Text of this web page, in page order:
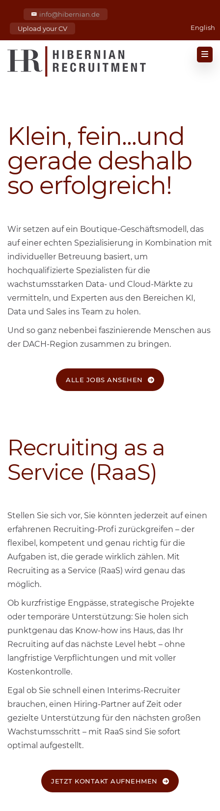
info@hibernian.de
Upload your CV
English
Klein, fein...und
gerade deshalb
so erfolgreich!
Wir setzen auf ein Boutique-Geschäftsmodell, das
auf einer echten Spezialisierung in Kombination mit
individueller Betreuung basiert, um
hochqualifizierte Spezialisten für die
wachstumsstarken Data- und Cloud-Märkte zu
vermitteln, und Experten aus den Bereichen KI,
Data und Sales ins Team zu holen.
Und so ganz nebenbei faszinierende Menschen aus
der DACH-Region zusammen zu bringen.
ALLE JOBS ANSEHEN
Recruiting as a
Service (RaaS)
Stellen Sie sich vor, Sie könnten jederzeit auf einen
erfahrenen Recruiting-Profi zurückgreifen – der
flexibel, kompetent und genau richtig für die
Aufgaben ist, die gerade wirklich zählen. Mit
Recruiting as a Service (RaaS) wird genau das
möglich.
Ob kurzfristige Engpässe, strategische Projekte
oder temporäre Unterstützung: Sie holen sich
punktgenau das Know-how ins Haus, das Ihr
Recruiting auf das nächste Level hebt – ohne
langfristige Verpflichtungen und mit voller
Kostenkontrolle.
Egal ob Sie schnell einen Interims-Recruiter
brauchen, einen Hiring-Partner auf Zeit oder
gezielte Unterstützung für den nächsten großen
Wachstumsschritt – mit RaaS sind Sie sofort
optimal aufgestellt.
JETZT KONTAKT AUFNEHMEN